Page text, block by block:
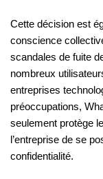
Cette décision est
conscience
scandales de fuite
nombreux
entreprises
préoccupations,
seulement protège
l’entreprise de se
confidentialité.